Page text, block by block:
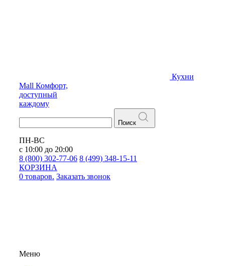
Кухни
Mall Комфорт,
доступный
каждому
Поиск
ПН-ВС
с 10:00 до 20:00
8 (800) 302-77-06 8 (499) 348-15-11
КОРЗИНА
0 товаров. Заказать звонок
Меню